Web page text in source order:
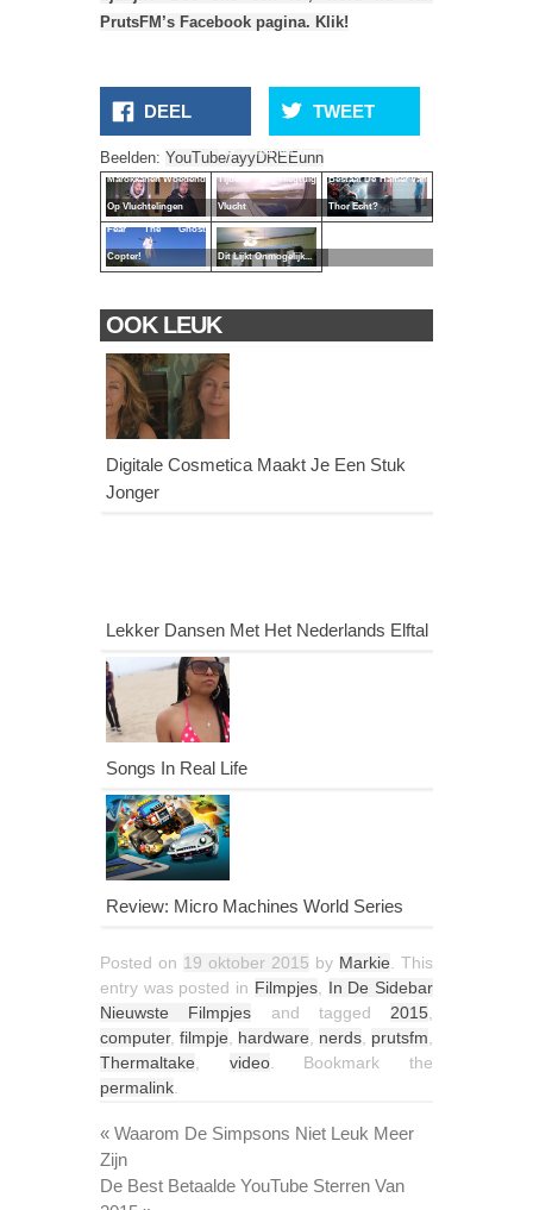
PrutsFM’s Facebook pagina. Klik!
DEEL TWEET
Beelden: YouTube/ayyDREEunn
Marokkanen Woedend
Op Vluchtelingen
Wat Je Niet Wil Zien
Tijdens Je Vliegtuig
Vlucht
Bestaat De Hamer Van
Thor Echt?
Fear The Ghost
Copter! Dit Lijkt Onmogelijk...
OOK LEUK
Digitale Cosmetica Maakt Je Een Stuk
Jonger
Lekker Dansen Met Het Nederlands Elftal
Songs In Real Life
Review: Micro Machines World Series
Posted on 19 oktober 2015 by Markie . This
entry was posted in Filmpjes, In De Sidebar
Nieuwste Filmpjes and tagged 2015
computer, filmpje hardware nerds prutsfm
Thermaltake
video. Bookmark the
permalink
« Waarom De Simpsons Niet Leuk Meer
Zijn
De Best Betaalde YouTube Sterren Van